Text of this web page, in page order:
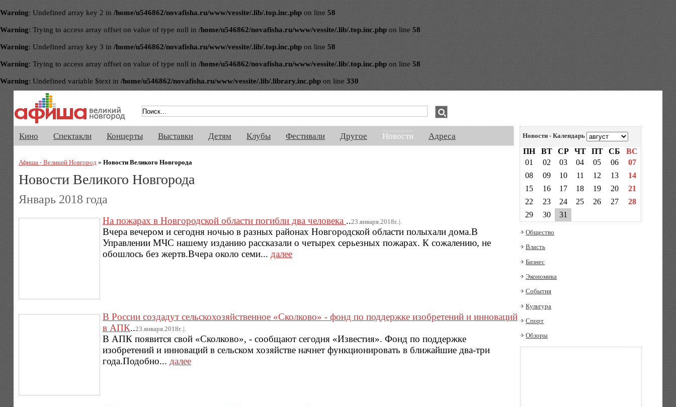
Warning: Undefined array key 2 in /home/u546862/novafisha.ru/www/vessite/.lib/.top.inc.php on line 58
Warning: Trying to access array offset on value of type null in /home/u546862/novafisha.ru/www/vessite/.lib/.top.inc.php on line 58
Warning: Undefined array key 3 in /home/u546862/novafisha.ru/www/vessite/.lib/.top.inc.php on line 58
Warning: Trying to access array offset on value of type null in /home/u546862/novafisha.ru/www/vessite/.lib/.top.inc.php on line 58
Warning: Undefined variable $text in /home/u546862/novafisha.ru/www/vessite/.lib/.library.inc.php on line 330
Кино Спектакли Концерты Выставки Детям Клубы Фестивали Другое Новости Адреса
Афиша - Великий Новгород » Новости Великого Новгорода
Новости Великого Новгорода
Январь 2018 года
На пожарах в Новгородской области погибли два человека ..23.января.2018г..|.
Вчера вечером и сегодня ночью в разных районах Новгородской области полыхали дома.В
Управлении МЧС нашему изданию рассказали о четырех серьезных пожарах. К сожалению, не
обошлось без жертв.Вчера около семи... далее
В России создадут сельскохозяйственное «Сколково» - фонд по поддержке изобретений и инноваций
в АПК..23.января.2018г..|.
В АПК появится свой «Сколково», - сообщают сегодня «Известия». Фонд по поддержке
изобретений и инноваций в сельском хозяйстве начнет функционировать в ближайшие два-три
года.Подобно... далее
Новости - Календарь
ПН ВТ СР ЧТ ПТ СБ
ВС
01
02 03 04 05 06
07
08
09 10 11 12 13
14
15
16 17 18 19 20
21
22
23 24 25 26 27
28
29
30 31
Общество
Власть
Бизнес
Экономика
События
Культура
Спорт
Обзоры